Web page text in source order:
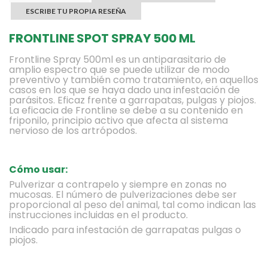
ESCRIBE TU PROPIA RESEÑA
FRONTLINE SPOT SPRAY 500 ML
Frontline Spray 500ml es un antiparasitario de
amplio espectro que se puede utilizar de modo
preventivo y también como tratamiento, en aquellos
casos en los que se haya dado una infestación de
parásitos. Eficaz frente a garrapatas, pulgas y piojos.
La eficacia de Frontline se debe a su contenido en
friponilo, principio activo que afecta al sistema
nervioso de los artrópodos.
Cómo usar:
Pulverizar a contrapelo y siempre en zonas no
mucosas. El número de pulverizaciones debe ser
proporcional al peso del animal, tal como indican las
instrucciones incluidas en el producto.
Indicado para infestación de garrapatas pulgas o
piojos.